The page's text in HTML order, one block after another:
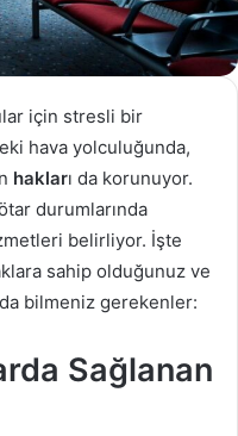
için stresli bir
hava yolculuğunda,
hakları da korunuyor.
durumlarında
belirliyor. İşte
sahip olduğunuz ve
bilmeniz gerekenler:
Sağlanan